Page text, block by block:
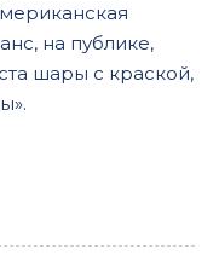
на публике,
шары с краской,